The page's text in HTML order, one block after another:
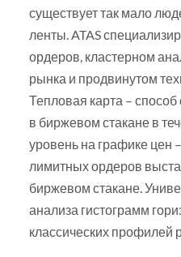
существует так мало
ленты. ATAS
ордеров, кластерном
рынка и продвинутом
Тепловая карта –
в биржевом стакане в
уровень на графике цен
лимитных ордеров
биржевом стакане.
анализа гистограмм
классических профилей